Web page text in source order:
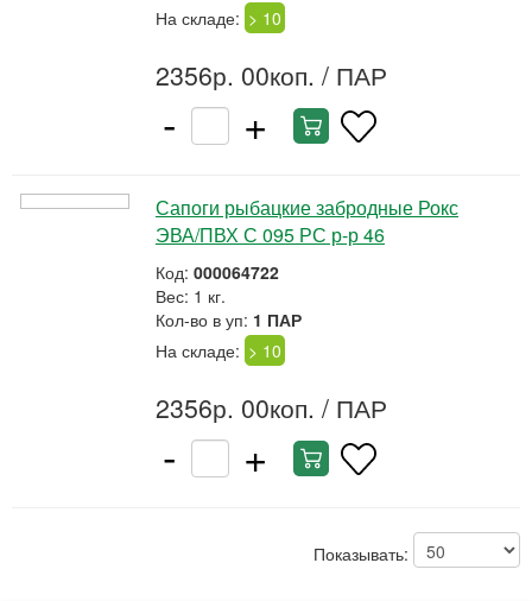
На складе: > 10
2356р. 00коп. / ПАР
- +
Сапоги рыбацкие забродные Рокс
ЭВА/ПВХ С 095 РС р-р 46
Код: 000064722
Вес: 1 кг.
Кол-во в уп: 1 ПАР
На складе: > 10
2356р. 00коп. / ПАР
- +
Показывать: